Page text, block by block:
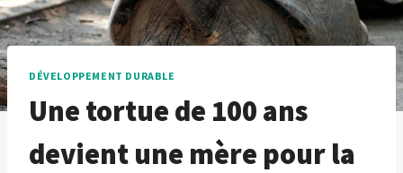
DÉVELOPPEMENT DURABLE
Une tortue de 100 ans
devient une mère pour la